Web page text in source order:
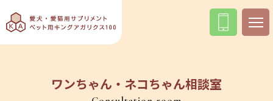
ワンちゃん・ネコちゃん相談室